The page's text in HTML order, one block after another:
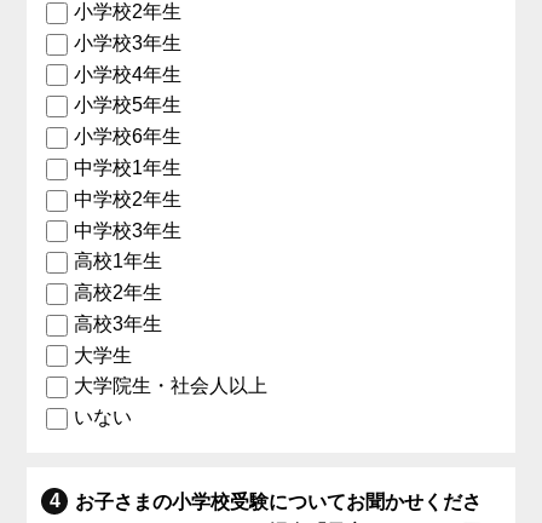
小学校2年生
小学校3年生
小学校4年生
小学校5年生
小学校6年生
中学校1年生
中学校2年生
中学校3年生
高校1年生
高校2年生
高校3年生
大学生
大学院生・社会人以上
いない
お子さまの小学校受験についてお聞かせくださ